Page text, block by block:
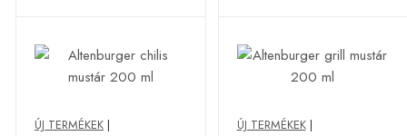
ÚJ TERMÉKEK | ÚJ TERMÉKEK|